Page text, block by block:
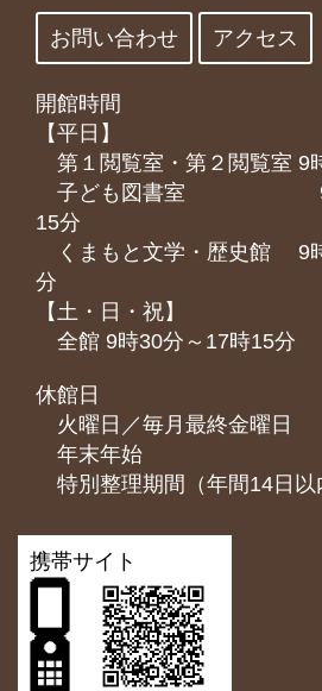
お問い合わせ アクセス
開館時間
【平日】
第１閲覧室・第２閲覧室 9
子ども図書室 9時
15分
くまもと⽂学・歴史館 9
分
【土・日・祝】
全館 9時30分～17時15分
休館日
火曜日／毎月最終金曜日
年末年始
特別整理期間（年間14日以
携帯サイト